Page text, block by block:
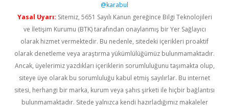
@karabul
Yasal Uyarı: Sitemiz, 5651 Sayılı Kanun gereğince Bilgi Teknolojileri
ve İletişim Kurumu (BTK) tarafından onaylanmış bir Yer Sağlayıcı
olarak hizmet vermektedir. Bu nedenle, sitedeki içerikleri proaktif
olarak denetleme veya araştırma yükümlülüğümüz bulunmamaktadır.
Ancak, üyelerimiz yazdıkları içeriklerin sorumluluğunu taşımakta olup,
siteye üye olarak bu sorumluluğu kabul etmiş sayılırlar. Bu internet
sitesi, herhangi bir marka, kurum veya şahıs şirketi ile hiçbir bağlantısı
bulunmamaktadır. Sitede yalnızca kendi hazırladığımız makaleler